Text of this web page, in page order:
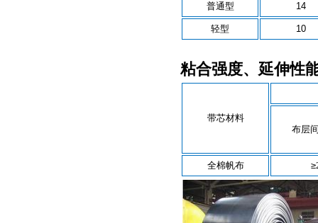
普通型 14
轻型 10
粘合强度、延伸性
带芯材料
布层
全棉帆布 ≥